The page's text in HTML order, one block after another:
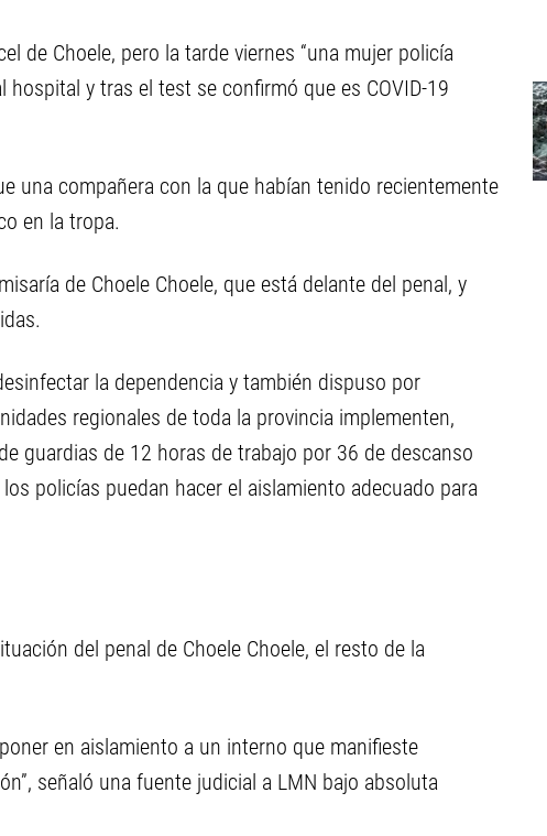
de Choele, pero la tarde viernes “una mujer policía
y tras el test se confirmó que es COVID-19
una compañera con la que habían tenido recientemente
en la tropa.
de Choele Choele, que está delante del penal, y
la dependencia y también dispuso por
regionales de toda la provincia implementen,
guardias de 12 horas de trabajo por 36 de descanso
policías puedan hacer el aislamiento adecuado para
del penal de Choele Choele, el resto de la
en aislamiento a un interno que manifieste
señaló una fuente judicial a LMN bajo absoluta